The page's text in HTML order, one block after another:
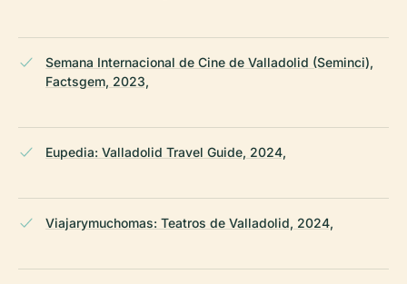
Semana Internacional de Cine de Valladolid (Seminci),
Factsgem, 2023,
Eupedia: Valladolid Travel Guide, 2024,
Viajarymuchomas: Teatros de Valladolid, 2024,